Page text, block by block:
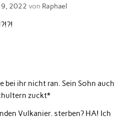
9, 2022 von Raphael
bei ihr nicht ran. Sein Sohn auch
zuckt*
Vulkanier. sterben? HA! Ich